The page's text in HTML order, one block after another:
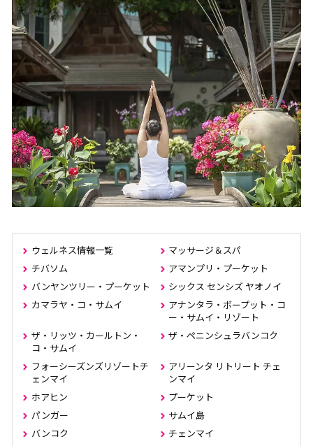
ウェルネス情報一覧
マッサージ＆スパ
チバソム
アマンプリ・プーケット
バンヤンツリー・プーケット
シックス センシズ ヤオノイ
カマラヤ・コ・サムイ
アナンタラ・ボープット・コ
ー・サムイ・リゾート
ザ・リッツ・カールトン・
コ・サムイ
ザ・ペニンシュラバンコク
フォーシーズンズリゾートチ
ェンマイ
アリーンタ リトリート チェ
ンマイ
ホアヒン
プーケット
パンガー
サムイ島
バンコク
チェンマイ